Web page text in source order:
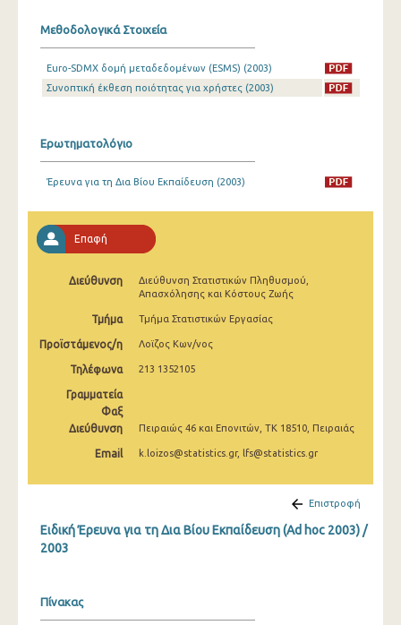
Μεθοδολογικά Στοιχεία
Euro-SDMX δομή μεταδεδομένων (ESMS) (2003)
Συνοπτική έκθεση ποιότητας για χρήστες (2003)
Ερωτηματολόγιο
Έρευνα για τη Δια Βίου Εκπαίδευση (2003)
Επαφή
Διεύθυνση
Διεύθυνση Στατιστικών Πληθυσμού,
Απασχόλησης και Κόστους Ζωής
Τμήμα Τμήμα Στατιστικών Εργασίας
Προϊστάμενος/η Λοϊζος Κων/νος
Τηλέφωνα 213 1352105
Γραμματεία
Φαξ
Διεύθυνση
Πειραιώς 46 και Επονιτών, ΤΚ 18510, Πειραιάς
Email k.loizos@statistics.gr, lfs@statistics.gr
Επιστροφή
Ειδική Έρευνα για τη Δια Βίου Εκπαίδευση (Ad hoc 2003) /
2003
Πίνακας